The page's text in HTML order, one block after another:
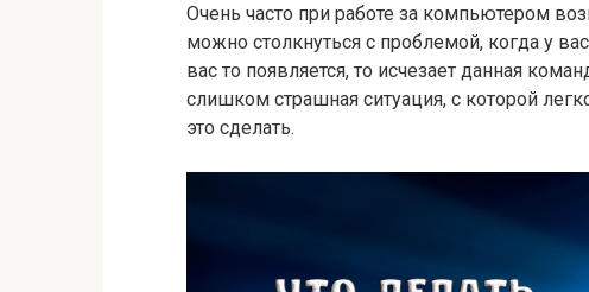
Очень часто при работе за компьютером
можно столкнуться с проблемой, когда у
вас то появляется, то исчезает данная
слишком страшная ситуация, с которой
это сделать.